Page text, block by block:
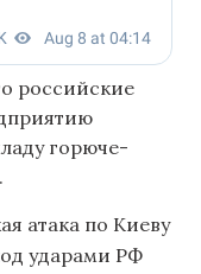
российские
горюче-
атака по Киеву
ударами РФ